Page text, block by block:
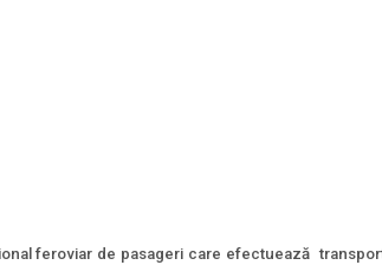
feroviar de pasageri care efectuează